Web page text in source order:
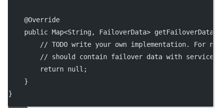
    @Override
public Map<String, FailoverData>
// TODO write your own implementation. For
// should contain failover data with service
        return null;
    }
}